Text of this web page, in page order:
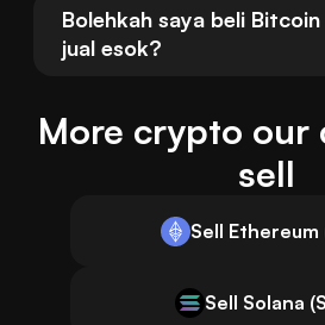
Bolehkah saya beli
jual esok?
More crypto our
sell
Sell Ethereum
Sell Solana